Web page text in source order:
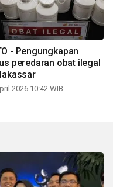
- Pengungkapan
peredaran obat ilegal
2026 10:42 WIB